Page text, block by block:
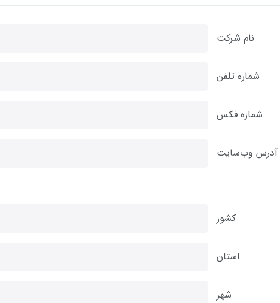
نام شرکت
شماره تلفن
شماره فکس
آدرس وب‌سایت
کشور
استان
شهر